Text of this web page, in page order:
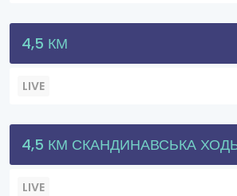
4,5 КМ
LIVE
4,5 КМ СКАНДИНАВСЬКА
LIVE